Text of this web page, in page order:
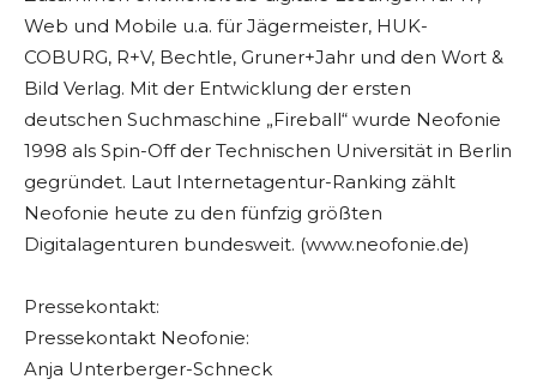
Web und Mobile u.a. für Jägermeister, HUK-
COBURG, R+V, Bechtle, Gruner+Jahr und den Wort &
Bild Verlag. Mit der Entwicklung der ersten
deutschen Suchmaschine „Fireball“ wurde Neofonie
1998 als Spin-Off der Technischen Universität in Berlin
gegründet. Laut Internetagentur-Ranking zählt
Neofonie heute zu den fünfzig größten
Digitalagenturen bundesweit. (www.neofonie.de)
Pressekontakt:
Pressekontakt Neofonie:
Anja Unterberger-Schneck